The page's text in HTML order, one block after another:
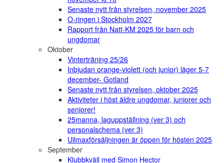
Senaste nytt från styrelsen, november 2025
O-ringen i Stockholm 2027
Rapport från Natt-KM 2025 för barn och
ungdomar
Oktober
Vinterträning 25/26
Inbjudan orange-violett (och junior) läger 5-7
december- Gotland
Senaste nytt från styrelsen, oktober 2025
Aktiviteter i höst äldre ungdomar, juniorer och
seniorer!
25manna, laguppställning (ver 3) och
personalschema (ver 3)
Ullmaxförsäljningen är öppen för hösten 2025
September
Klubbkväll med Simon Hector